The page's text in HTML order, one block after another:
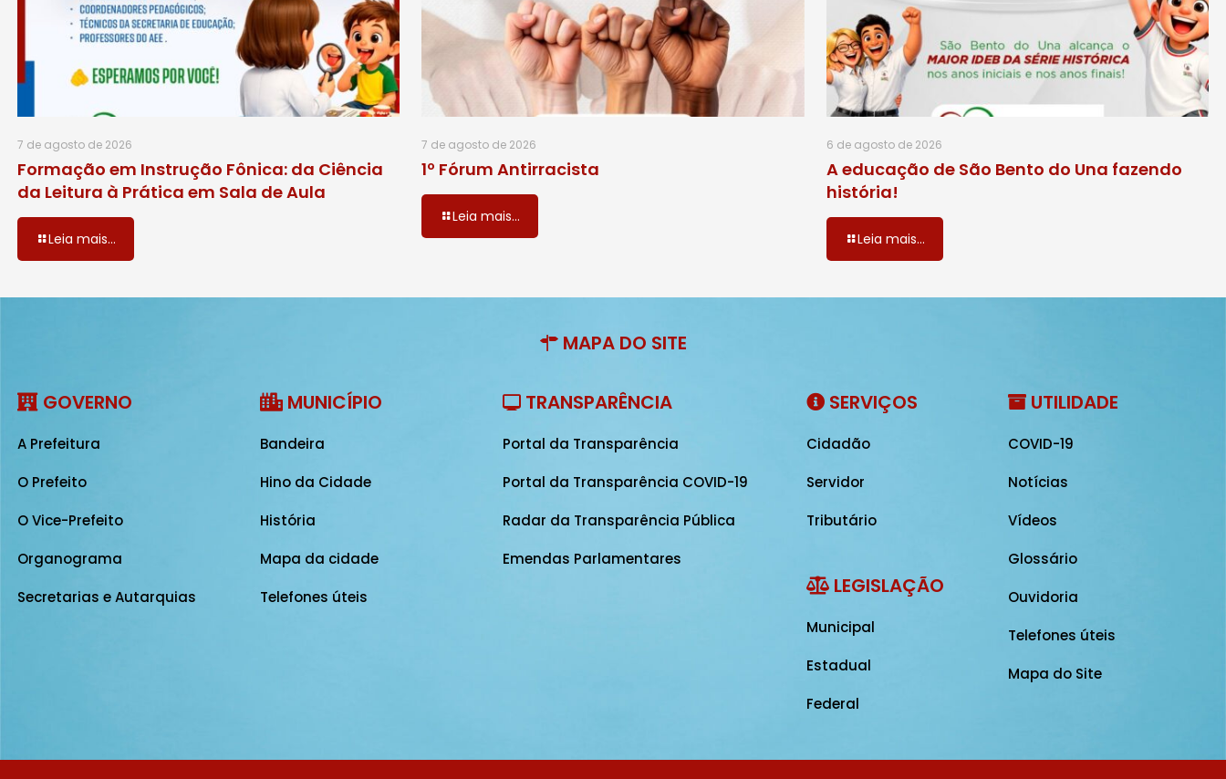
7 de agosto de 2026
Formação em Instrução Fônica: da Ciência
da Leitura à Prática em Sala de Aula
Leia mais...
7 de agosto de 2026
1º Fórum Antirracista
Leia mais...
6 de agosto de 2026
A educação de São Bento do Una fazendo
história!
Leia mais...
MAPA DO SITE
GOVERNO
A Prefeitura
O Prefeito
O Vice-Prefeito
Organograma
Secretarias e Autarquias
MUNICÍPIO
Bandeira
Hino da Cidade
História
Mapa da cidade
Telefones úteis
TRANSPARÊNCIA
Portal da Transparência
Portal da Transparência COVID-19
Radar da Transparência Pública
Emendas Parlamentares
SERVIÇOS
Cidadão
Servidor
Tributário
LEGISLAÇÃO
Municipal
Estadual
Federal
UTILIDADE
COVID-19
Notícias
Vídeos
Glossário
Ouvidoria
Telefones úteis
Mapa do Site